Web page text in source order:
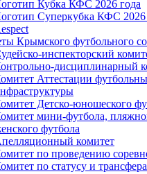
Кубка КФС 2026 года
Суперкубка КФС 2026
Крымского футбольного
инспекторский
дисциплинарный
Аттестации
Детско-юношеского
мини-футбола,
футбола
комитет
по проведению
по статусу и